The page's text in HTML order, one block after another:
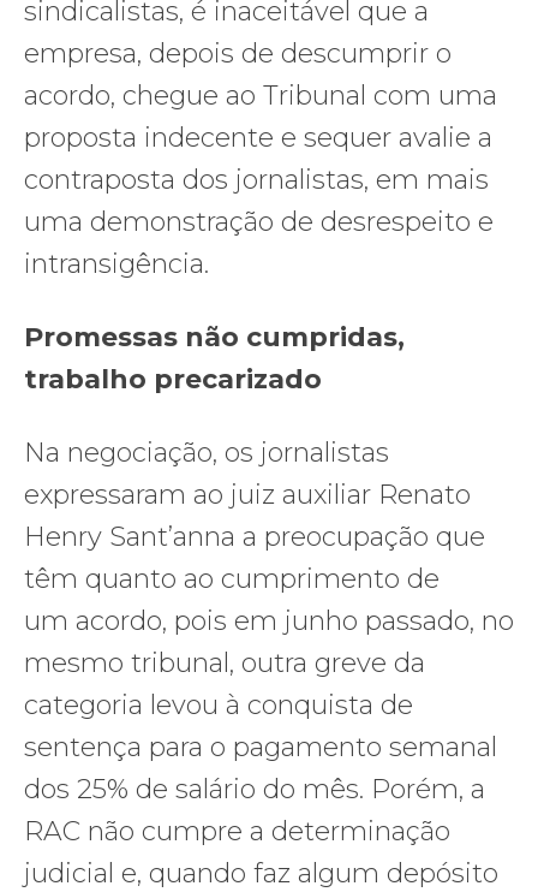
sindicalistas, é inaceitável que a
empresa, depois de descumprir o
acordo, chegue ao Tribunal com uma
proposta indecente e sequer avalie a
contraposta dos jornalistas, em mais
uma demonstração de desrespeito e
intransigência.
Promessas não cumpridas,
trabalho precarizado
Na negociação, os jornalistas
expressaram ao juiz auxiliar Renato
Henry Sant’anna a preocupação que
têm quanto ao cumprimento de
um acordo, pois em junho passado, no
mesmo tribunal, outra greve da
categoria levou à conquista de
sentença para o pagamento semanal
dos 25% de salário do mês. Porém, a
RAC não cumpre a determinação
judicial e, quando faz algum depósito